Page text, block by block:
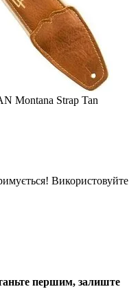
Montana Strap Tan
Використовуйте
першим, залиште